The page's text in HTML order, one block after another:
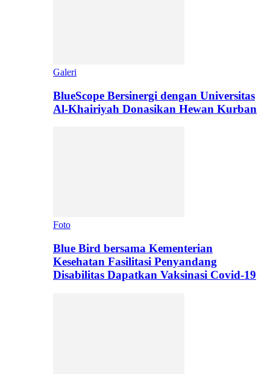
Galeri
BlueScope Bersinergi dengan Universitas
Al-Khairiyah Donasikan Hewan Kurban
Foto
Blue Bird bersama Kementerian
Kesehatan Fasilitasi Penyandang
Disabilitas Dapatkan Vaksinasi Covid-19